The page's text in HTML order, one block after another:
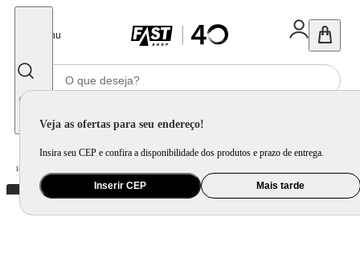
Menu
Veja as ofertas para seu endereço!
Insira seu CEP e confira a disponibilidade dos produtos e prazo de entrega.
Inserir CEP Mais tarde
Home